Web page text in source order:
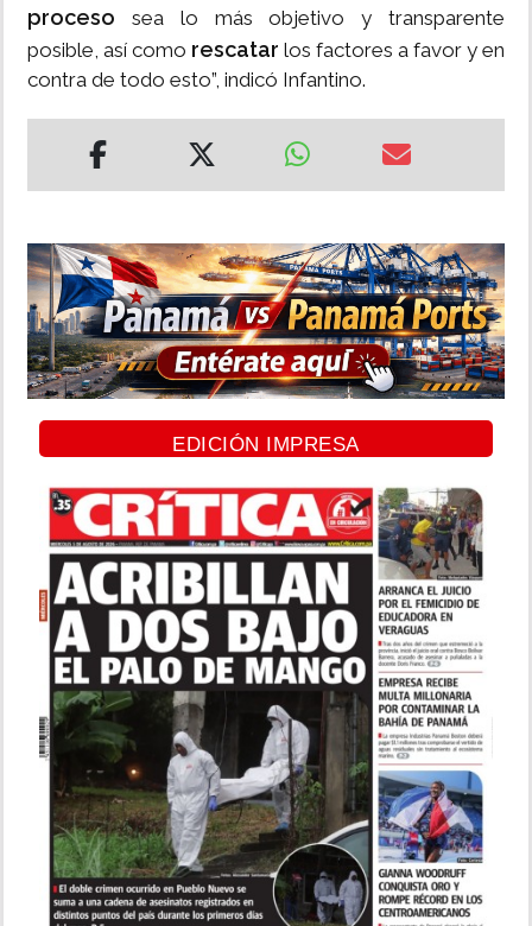
proceso sea lo más objetivo y transparente
posible, así como rescatar los factores a favor y en
contra de todo esto”, indicó Infantino.
EDICIÓN IMPRESA